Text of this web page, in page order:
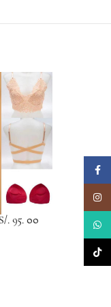
. 95. 00
TikTok